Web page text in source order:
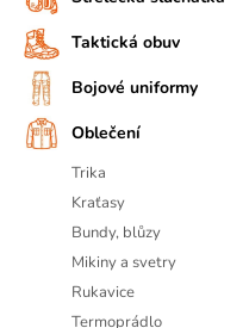
Taktická obuv
Bojové uniformy
Oblečení
Trika
Kraťasy
Bundy, blůzy
Mikiny a svetry
Rukavice
Termoprádlo
o
p
o
r
u
č